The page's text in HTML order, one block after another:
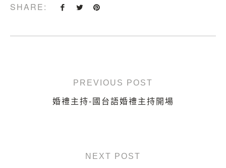
SHARE:
PREVIOUS POST
婚禮主持-國台語婚禮主持開場
NEXT POST